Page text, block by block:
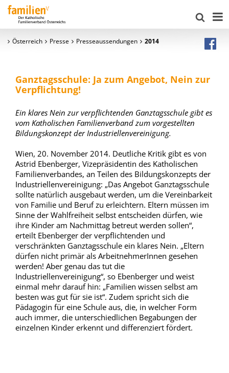
Österreich Presse Presseaussendungen 2014
Ganztagsschule: Ja zum Angebot, Nein zur
Verpflichtung!
Ein klares Nein zur verpflichtenden Ganztagsschule gibt es
vom Katholischen Familienverband zum vorgestellten
Bildungskonzept der Industriellenvereinigung.
Wien, 20. November 2014. Deutliche Kritik gibt es von
Astrid Ebenberger, Vizepräsidentin des Katholischen
Familienverbandes, an Teilen des Bildungskonzepts der
Industriellenvereinigung: „Das Angebot Ganztagsschule
sollte natürlich ausgebaut werden, um die Vereinbarkeit
von Familie und Beruf zu erleichtern. Eltern müssen im
Sinne der Wahlfreiheit selbst entscheiden dürfen, wie
ihre Kinder am Nachmittag betreut werden sollen“,
erteilt Ebenberger der verpflichtenden und
verschränkten Ganztagsschule ein klares Nein. „Eltern
dürfen nicht primär als ArbeitnehmerInnen gesehen
werden! Aber genau das tut die
Industriellenvereinigung“, so Ebenberger und weist
einmal mehr darauf hin: „Familien wissen selbst am
besten was gut für sie ist“. Zudem spricht sich die
Pädagogin für eine Schule aus, die, in welcher Form
auch immer, die unterschiedlichen Begabungen der
einzelnen Kinder erkennt und differenziert fördert.